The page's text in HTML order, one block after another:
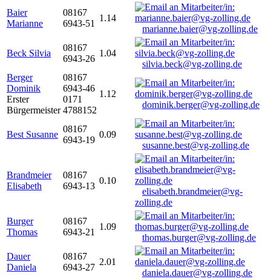
Baier
Marianne
08167
6943-51
1.14
marianne.baier@vg-zolling.de
Beck Silvia
08167
6943-26
1.04
silvia.beck@vg-zolling.de
Berger
Dominik
Erster
Bürgermeister
08167
6943-46
0171
4788152
1.12
dominik.berger@vg-zolling.de
Best Susanne
08167
6943-19
0.09
susanne.best@vg-zolling.de
Brandmeier
Elisabeth
08167
6943-13
0.10
elisabeth.brandmeier@vg-
zolling.de
Burger
Thomas
08167
6943-21
1.09
thomas.burger@vg-zolling.de
Dauer
Daniela
08167
6943-27
2.01
daniela.dauer@vg-zolling.de